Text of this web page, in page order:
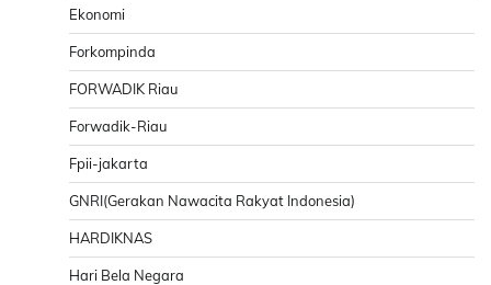
Ekonomi
Forkompinda
FORWADIK Riau
Forwadik-Riau
Fpii-jakarta
GNRI(Gerakan Nawacita Rakyat Indonesia)
HARDIKNAS
Hari Bela Negara